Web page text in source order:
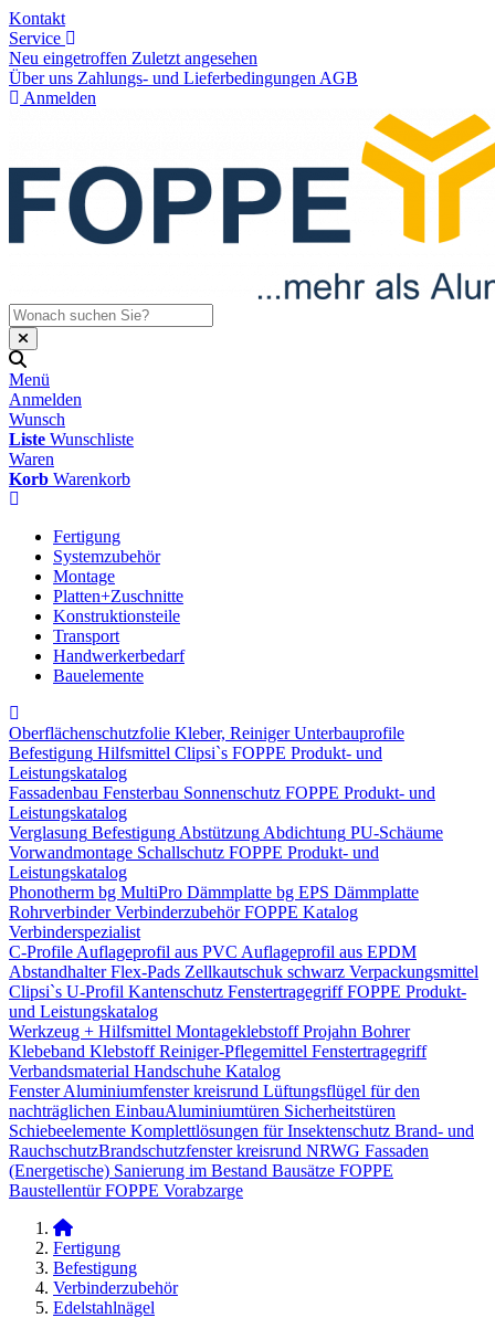
Kontakt
Service
Neu eingetroffen Zuletzt angesehen
Über uns Zahlungs- und Lieferbedingungen AGB
Anmelden
Menü
Anmelden
Wunsch
Liste Wunschliste
Waren
Korb Warenkorb
Fertigung
Systemzubehör
Montage
Platten+Zuschnitte
Konstruktionsteile
Transport
Handwerkerbedarf
Bauelemente
Oberflächenschutzfolie Kleber, Reiniger Unterbauprofile
Befestigung Hilfsmittel Clipsi`s FOPPE Produkt- und
Leistungskatalog
Fassadenbau Fensterbau Sonnenschutz FOPPE Produkt- und
Leistungskatalog
Verglasung Befestigung Abstützung Abdichtung PU-Schäume
Vorwandmontage Schallschutz FOPPE Produkt- und
Leistungskatalog
Phonotherm bg MultiPro Dämmplatte bg EPS Dämmplatte
Rohrverbinder Verbinderzubehör FOPPE Katalog
Verbinderspezialist
C-Profile Auflageprofil aus PVC Auflageprofil aus EPDM
Abstandhalter Flex-Pads Zellkautschuk schwarz Verpackungsmittel
Clipsi`s U-Profil Kantenschutz Fenstertragegriff FOPPE Produkt-
und Leistungskatalog
Werkzeug + Hilfsmittel Montageklebstoff Projahn Bohrer
Klebeband Klebstoff Reiniger-Pflegemittel Fenstertragegriff
Verbandsmaterial Handschuhe Katalog
Fenster Aluminiumfenster kreisrund Lüftungsflügel für den
nachträglichen Einbau​Aluminiumtüren Sicherheitstüren
Schiebeelemente Komplettlösungen für Insektenschutz Brand- und
Rauchschutz​Brandschutzfenster kreisrund NRWG Fassaden
(Energetische) Sanierung im Bestand Bausätze FOPPE
Baustellentür FOPPE Vorabzarge
Fertigung
Befestigung
Verbinderzubehör
Edelstahlnägel